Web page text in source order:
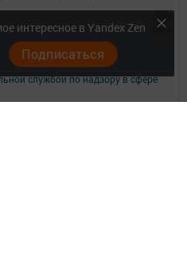
интересное в Yandex Zen
Подписаться
по печати и массовым
ЭЛ № ФС 77 -⁠ 73782 от 05.10.2018
службой по надзору в сфере